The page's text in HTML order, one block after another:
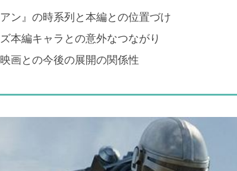
アン』の時系列と本編との位置づけ
本編キャラとの意外なつながり
画との今後の展開の関係性